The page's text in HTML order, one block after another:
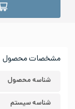
مشخصات محصول
شناسه محصول
شناسه سیستم